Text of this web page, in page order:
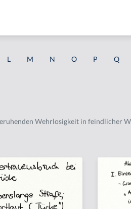
L M N O P Q
Wehrlosigkeit in feindlicher